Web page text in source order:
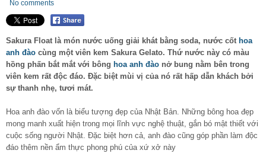
No comments
Sakura Float là món nước uống giải khát bằng soda, nước cốt hoa
anh đào cùng một viên kem Sakura Gelato. Thứ nước này có màu
hồng phấn bắt mắt với bông hoa anh đào nở bung nằm bên trong
viên kem rất độc đáo. Đặc biệt mùi vị của nó rất hấp dẫn khách bởi
sự thanh nhẹ, tươi mát.
Hoa anh đào vốn là biểu tượng đẹp của Nhật Bản. Những bông hoa đẹp
mong manh xuất hiện trong mọi lĩnh vực nghệ thuật, gắn bó mật thiết với
cuộc sống người Nhật. Đặc biệt hơn cả, anh đào cũng góp phần làm độc
đáo thêm nền ẩm thực phong phú của xứ xở này